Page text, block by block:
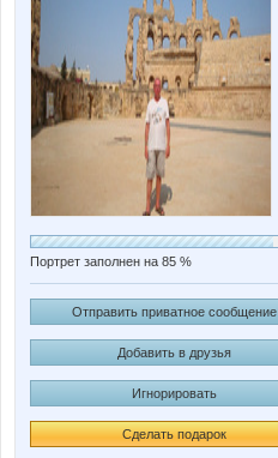
Портрет заполнен на 85 %
Отправить приватное сообщение
Добавить в друзья
Игнорировать
Сделать подарок